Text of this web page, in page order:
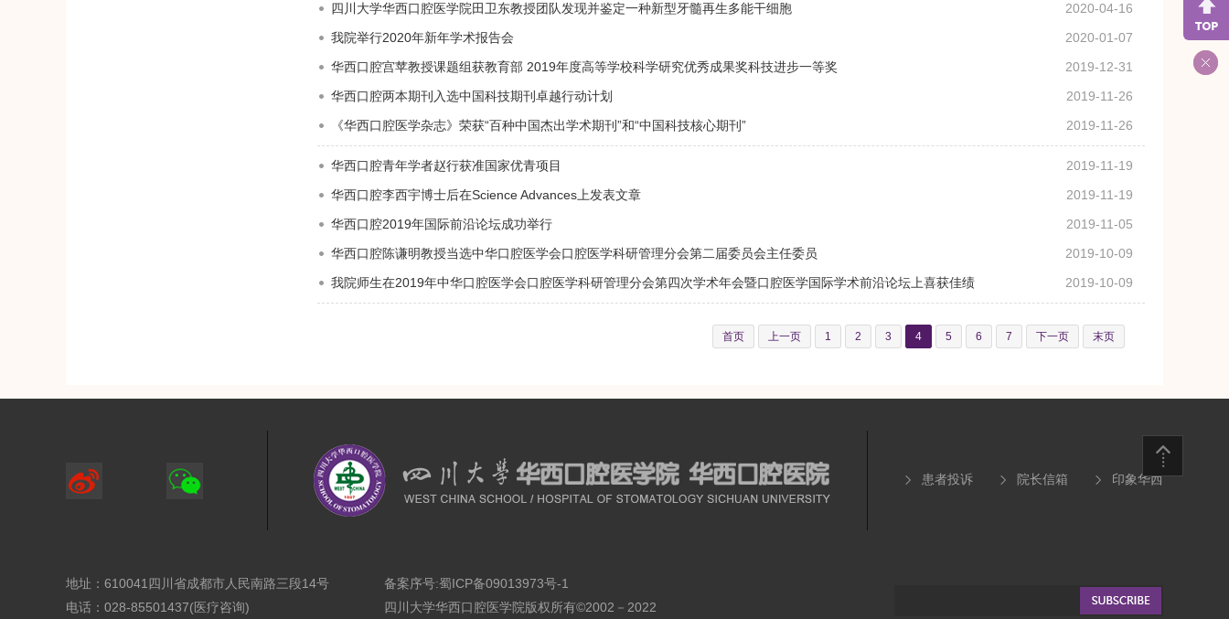
四川大学华西口腔医学院田卫东教授团队发现并鉴定一种新型牙髓再生多能干细胞
2020-04-16
我院举行2020年新年学术报告会
2020-01-07
华西口腔宫苹教授课题组获教育部 2019年度高等学校科学研究优秀成果奖科技进步一等奖
2019-12-31
华西口腔两本期刊入选中国科技期刊卓越行动计划
2019-11-26
《华西口腔医学杂志》荣获“百种中国杰出学术期刊”和“中国科技核心期刊”
2019-11-26
华西口腔青年学者赵行获准国家优青项目
2019-11-19
华西口腔李西宇博士后在Science Advances上发表文章
2019-11-19
华西口腔2019年国际前沿论坛成功举行
2019-11-05
华西口腔陈谦明教授当选中华口腔医学会口腔医学科研管理分会第二届委员会主任委员
2019-10-09
我院师生在2019年中华口腔医学会口腔医学科研管理分会第四次学术年会暨口腔医学国际学术前沿论坛上喜获佳绩
2019-10-09
首页 上一页 1 2 3 4 5 6 7 下一页 末页
患者投诉 院长信箱 印象华西
地址：610041四川省成都市人民南路三段14号
电话：028-85501437(医疗咨询)
备案序号:蜀ICP备09013973号-1
四川大学华西口腔医学院版权所有©2002－2022